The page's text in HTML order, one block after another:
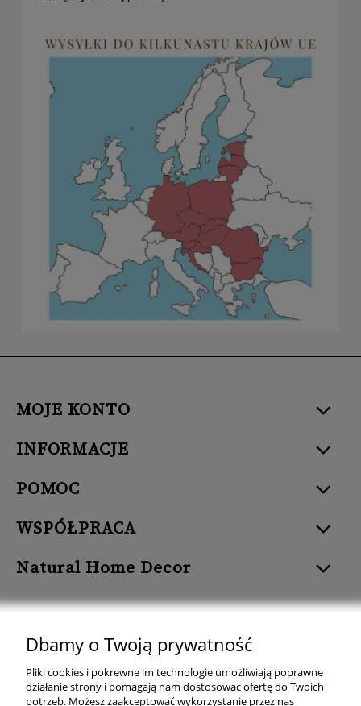
MOJE KONTO
INFORMACJE
POMOC
WSPÓŁPRACA
Natural Home Decor
Natural Home Decor | E-mail: sklep at naturalhomedecor.pl | Tel.:
507 707 299 | NIP: 7971800592 | REGON: 381429127
Dbamy o Twoją prywatność
Pliki cookies i pokrewne im technologie umożliwiają poprawne
działanie strony i pomagają nam dostosować ofertę do Twoich
potrzeb. Możesz zaakceptować wykorzystanie przez nas